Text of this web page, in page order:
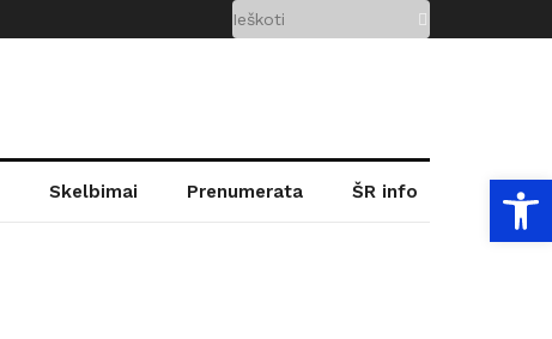
Skelbimai Prenumerata ŠR info